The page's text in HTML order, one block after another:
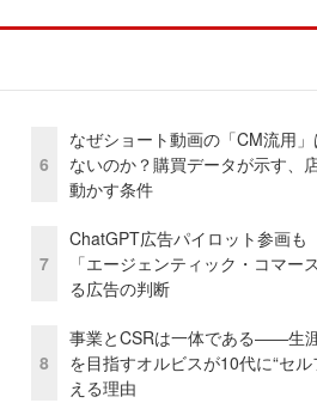
6
なぜショート動画の「CM流用
ないのか？購買データが示す、
動かす条件
7
ChatGPT広告パイロット参画
「エージェンティック・コマー
る広告の判断
8
事業とCSRは一体である――生
を目指すオルビスが10代に“セル
える理由